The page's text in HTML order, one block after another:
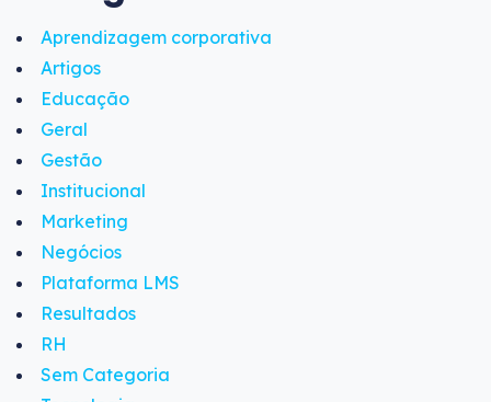
Aprendizagem corporativa
Artigos
Educação
Geral
Gestão
Institucional
Marketing
Negócios
Plataforma LMS
Resultados
RH
Sem Categoria